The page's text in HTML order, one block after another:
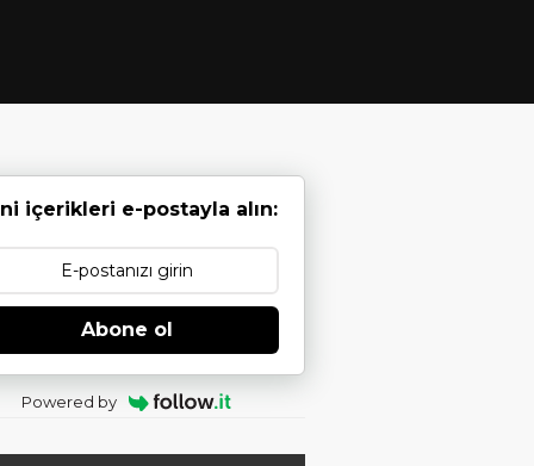
içerikleri e-postayla alın:
Abone ol
Powered by